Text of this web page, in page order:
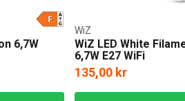
6,7W
WiZ LED White
6,7W E27 WiFi
WiZ
135,00 kr